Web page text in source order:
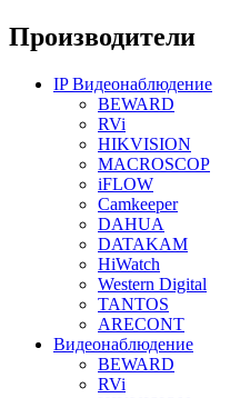
Производители
IP Видеонаблюдение
BEWARD
RVi
HIKVISION
MACROSCOP
iFLOW
Camkeeper
DAHUA
DATAKAM
HiWatch
Western Digital
TANTOS
ARECONT
Видеонаблюдение
BEWARD
RVi